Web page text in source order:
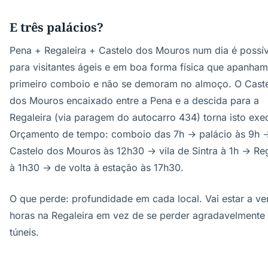
E três palácios?
Pena + Regaleira + Castelo dos Mouros num dia é
para visitantes ágeis e em boa forma física que
primeiro comboio e não se demoram no almoço. O
dos Mouros encaixado entre a Pena e a descida para a
Regaleira (via paragem do autocarro 434) torna isto
Orçamento de tempo: comboio das 7h → palácio às 9h
Castelo dos Mouros às 12h30 → vila de Sintra à 1h →
à 1h30 → de volta à estação às 17h30.
O que perde: profundidade em cada local. Vai estar a
horas na Regaleira em vez de se perder agradavelmente
túneis.